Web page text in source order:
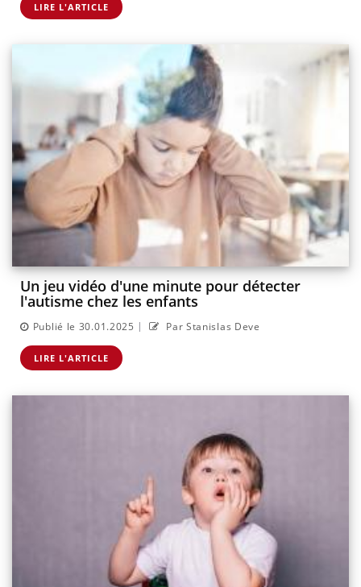
LIRE L'ARTICLE
Un jeu vidéo d'une minute pour détecter
l'autisme chez les enfants
Publié le 30.01.2025 | Par Stanislas Deve
LIRE L'ARTICLE